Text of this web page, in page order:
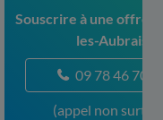
Souscrire à une offre
les-Aubrais
09 78 46 70
(appel non